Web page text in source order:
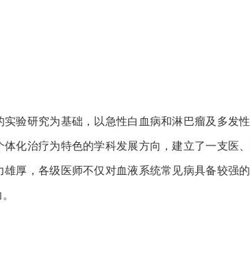
研究为基础，以急性白血病和淋巴瘤及多发
体化治疗为特色的学科发展方向，建立了一支医
雄厚，各级医师不仅对血液系统常见病具备较强